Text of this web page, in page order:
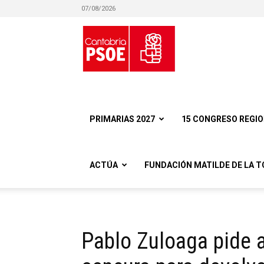
07/08/2026
Español
PRIMARIAS 2027 15 CONGRESO
ACTÚA FUNDACIÓN MATILDE DE LA
Pablo Zuloaga pide